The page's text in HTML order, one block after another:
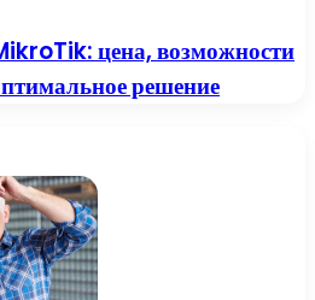
цена, возможности
решение